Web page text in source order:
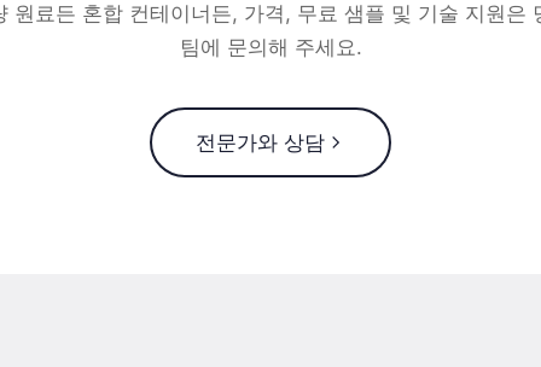
원료든 혼합 컨테이너든, 가격, 무료 샘플 및 기술 지원은
팀에 문의해 주세요.
전문가와 상담